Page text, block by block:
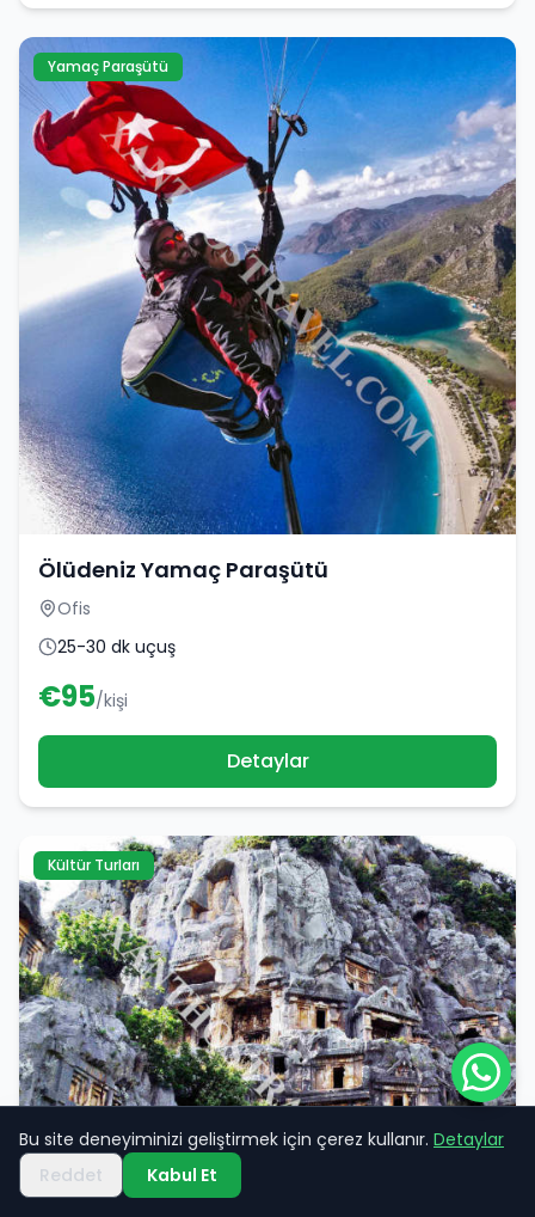
Yamaç Paraşütü
Ölüdeniz Yamaç Paraşütü
Ofis
25-30 dk uçuş
€95/kişi
Detaylar
Kültür Turları
Bu site deneyiminizi geliştirmek için çerez kullanır. Detaylar
Reddet
Kabul Et